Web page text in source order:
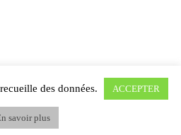
ET NOMS DE LIEUX
Fièrement propulsé par WordPress.
des données. ACCEPTER
savoir plus